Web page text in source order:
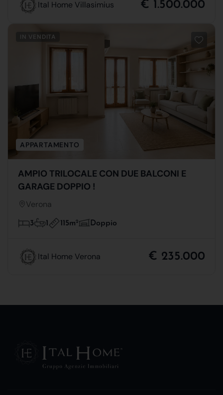
Ital Home Villasimius € 1.500.000
IN VENDITA
APPARTAMENTO
AMPIO TRILOCALE CON DUE BALCONI E
GARAGE DOPPIO !
Verona
3 1 115m2 Doppio
Ital Home Verona € 235.000